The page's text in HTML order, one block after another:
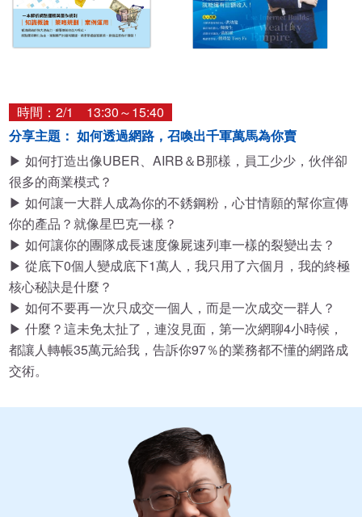
時間：2/1 13:30～15:40
分享主題： 如何透過網路，召喚出千軍萬馬為你賣
▶ 如何打造出像UBER、AIRB＆B那樣，員工少少，伙伴卻
很多的商業模式？
▶ 如何讓一大群人成為你的不銹鋼粉，心甘情願的幫你宣傳
你的產品？就像星巴克一樣？
▶ 如何讓你的團隊成長速度像屍速列車一樣的裂變出去？
▶ 從底下0個人變成底下1萬人，我只用了六個月，我的終極
核心秘訣是什麼？
▶ 如何不要再一次只成交一個人，而是一次成交一群人？
▶ 什麼？這未免太扯了，連沒見面，第一次網聊4小時候，
都讓人轉帳35萬元給我，告訴你97％的業務都不懂的網路成
交術。